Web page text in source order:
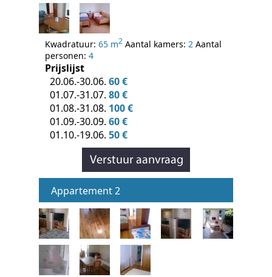
Kwadratuur: 65 m2 Aantal kamers: 2 Aantal
personen: 4
Prijslijst
20.06.-30.06. 60 €
01.07.-31.07. 80 €
01.08.-31.08. 100 €
01.09.-30.09. 60 €
01.10.-19.06. 50 €
Appartement 2